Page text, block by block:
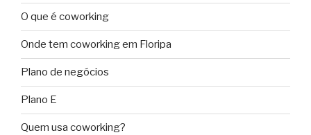
O que é coworking
Onde tem coworking em Floripa
Plano de negócios
Plano E
Quem usa coworking?